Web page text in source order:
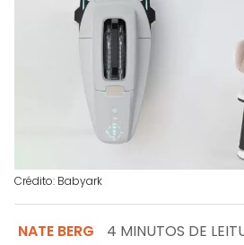
Crédito: Babyark
NATE BERG 4 MINUTOS DE